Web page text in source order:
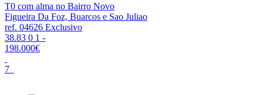
T0 com alma no Bairro Novo
Figueira Da Foz, Buarcos e Sao Juliao
ref. 04626 Exclusivo
38.83 0 1 -
198.000€
7